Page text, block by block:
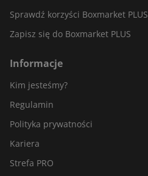
Sprawdź korzyści Boxmarket PLUS
Zapisz się do Boxmarket PLUS
Informacje
Kim jesteśmy?
Regulamin
Polityka prywatności
Kariera
Strefa PRO